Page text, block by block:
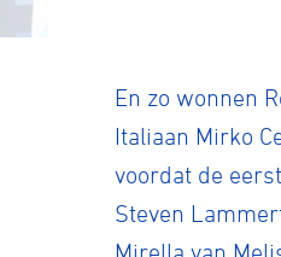
En zo wonnen
Italiaan Mirko
voordat de
Steven